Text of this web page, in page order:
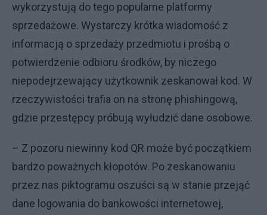
wykorzystują do tego popularne platformy
sprzedażowe. Wystarczy krótka wiadomość z
informacją o sprzedaży przedmiotu i prośbą o
potwierdzenie odbioru środków, by niczego
niepodejrzewający użytkownik zeskanował kod. W
rzeczywistości trafia on na stronę phishingową,
gdzie przestępcy próbują wyłudzić dane osobowe.
– Z pozoru niewinny kod QR może być początkiem
bardzo poważnych kłopotów. Po zeskanowaniu
przez nas piktogramu oszuści są w stanie przejąć
dane logowania do bankowości internetowej,